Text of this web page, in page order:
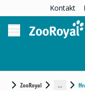
Kontakt
ZooRoyal ...